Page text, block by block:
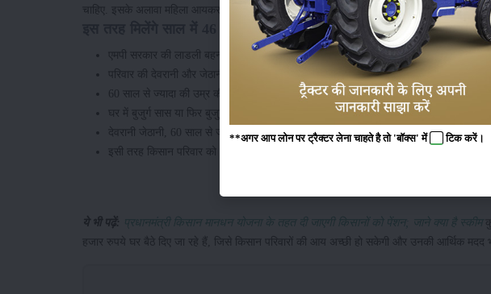
चाहिए. इसके अलावा महिला आयकर दाता भी नहीं होनी चाहिए. इसके अंतर्गत परिवार की आय ढ़ाई
इस तरह मिलेंगे साल में 46 हजार रुपये
एमपी सरकार की लाडली बहना योजना शुरू होने के बाद निम्न और मध्यम वर्गीय परिवारों की देवरानी
परिवार की देवरानी और जेठानी को अलग अलग एक साल तक हर महिना एक हजार रुपये मिलेगा.
60 साल से ज्यादा की उम्र की महिलाओं की पेंशन को 6 सौ रूपये से बढ़ाकर एक हजार रुपये तक कर
घर में बुजुर्ग सास या फिर बुजुर्ग मां को एक हजार रूपये प्रति माह दिए जाएंगे.
देवरानी जेठानी, 60 साल से ज्यादा की उम्र की पेंशन धारी महिलाएं और बुजुर्ग सास या मां तीनों
इसी तरह किसान परिवार को केंद्र सरकार की तरफ से 6 हजार और शिवराज सरकार की तरफ से 4
ये भी पढ़ें: प्रधानमंत्री किसान मानधन योजना के तहत दी जाएगी किसानों को पेंशन; जाने क्या है स्कीम
हजार रुपये घर बैठे दिए जा रहे हैं, जिसे किसान परिवारों की आय अच्छी हो सकेगी और उनकी आर्थिक मदद
**अगर आप लोन पर ट्रैक्टर लेना चाहते है तो 'बॉक्स' में टिककरें।